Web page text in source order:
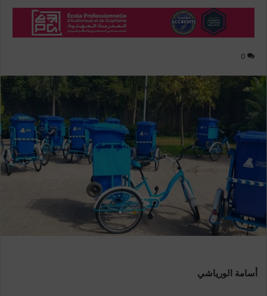
0
أسامة الورياشي